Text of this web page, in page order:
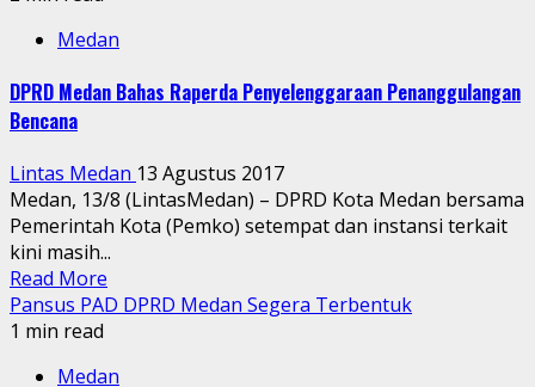
Medan
DPRD Medan Bahas Raperda Penyelenggaraan Penanggulangan
Bencana
Lintas Medan 13 Agustus 2017
Medan, 13/8 (LintasMedan) – DPRD Kota Medan bersama
Pemerintah Kota (Pemko) setempat dan instansi terkait
kini masih...
Read More
Pansus PAD DPRD Medan Segera Terbentuk
1 min read
Medan